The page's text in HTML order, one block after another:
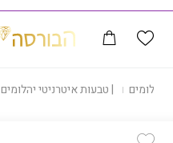
יהלומים |טבעות איטרניטי יהלומים